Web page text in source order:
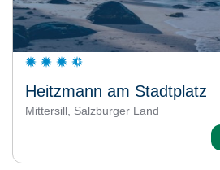
Heitzmann am Stadtplatz
Mittersill, Salzburger Land